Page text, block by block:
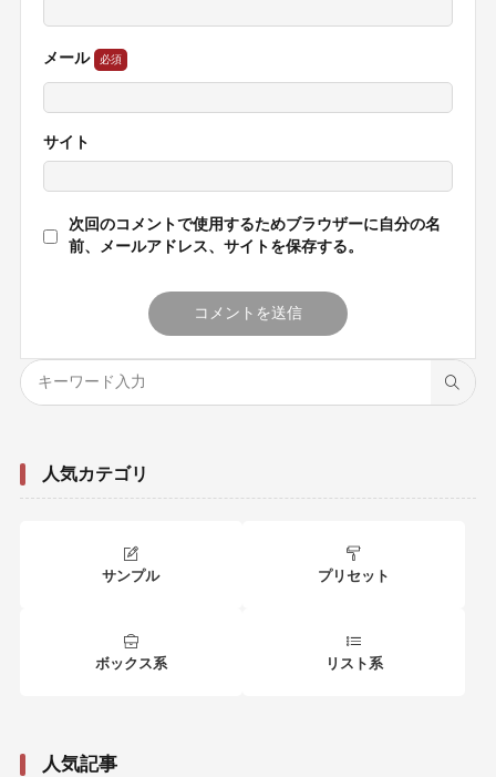
メール
サイト
次回のコメントで使用するためブラウザーに自分の名
前、メールアドレス、サイトを保存する。
人気カテゴリ
サンプル プリセット
ボックス系 リスト系
人気記事